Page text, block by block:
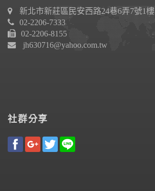
新北市新莊區民安西路24巷6弄7號1樓
02-2206-7333
02-2206-8155
jh630716@yahoo.com.tw
社群分享